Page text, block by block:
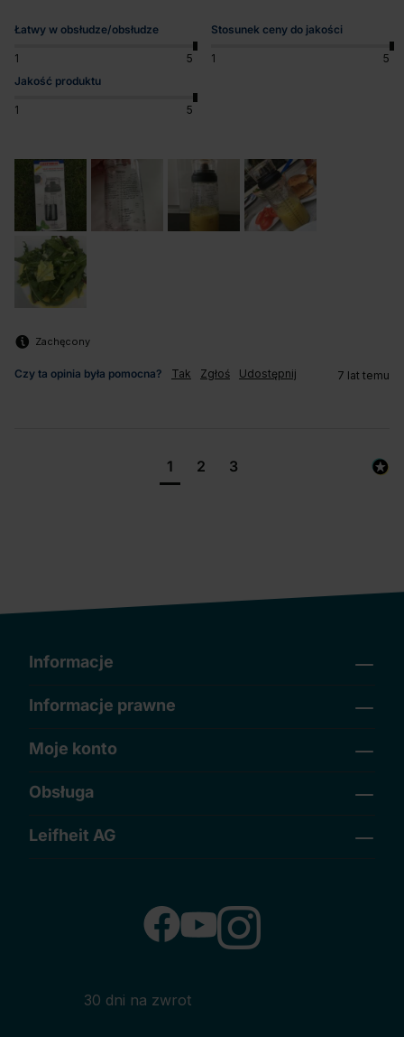
Łatwy w obsłudze/obsłudze
1 5
Stosunek ceny do jakości
1
5
Jakość produktu
1 5
Zachęcony
Czy ta opinia była pomocna? Tak Zgłoś Udostępnij 7 lat temu
1 2 3
Informacje
Informacje prawne
Moje konto
Obsługa
Leifheit AG
30 dni na zwrot